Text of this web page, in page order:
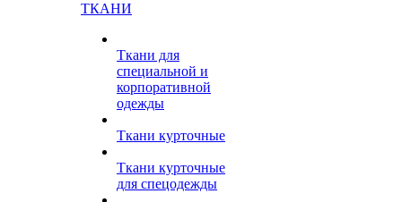
ТКАНИ
Ткани для
специальной и
корпоративной
одежды
Ткани курточные
Ткани курточные
для спецодежды